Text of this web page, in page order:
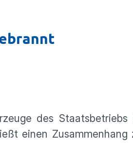
des Staatsbetriebs
einen Zusammenhang